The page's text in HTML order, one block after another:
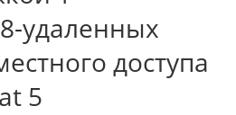
удаленных
доступа
5